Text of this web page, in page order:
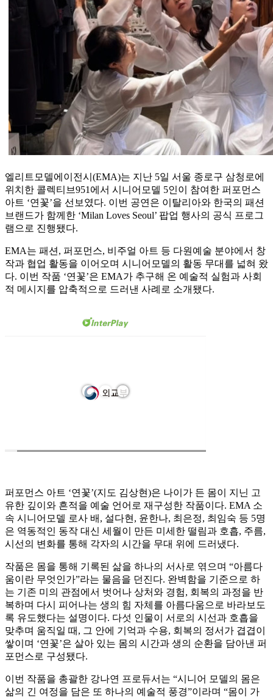
엘리트모델에이전시(EMA)는 지난 5일 서울 종로구 삼청로에
위치한 콜렉티브951에서 시니어모델 5인이 참여한 퍼포먼스
아트 ‘연꽃’을 선보였다. 이번 공연은 이탈리아와 한국의 패션
브랜드가 함께한 ‘Milan Loves Seoul’ 팝업 행사의 공식 프로그
램으로 진행됐다.
EMA는 패션, 퍼포먼스, 비주얼 아트 등 다원예술 분야에서 창
작과 협업 활동을 이어오며 시니어모델의 활동 무대를 넓혀 왔
다. 이번 작품 ‘연꽃’은 EMA가 추구해 온 예술적 실험과 사회
적 메시지를 압축적으로 드러낸 사례로 소개됐다.
퍼포먼스 아트 ‘연꽃’(지도 김상현)은 나이가 든 몸이 지닌 고
유한 깊이와 흔적을 예술 언어로 재구성한 작품이다. EMA 소
속 시니어모델 로사 배, 설다현, 윤한나, 최은정, 최임숙 등 5명
은 역동적인 동작 대신 세월이 만든 미세한 떨림과 호흡, 주름,
시선의 변화를 통해 각자의 시간을 무대 위에 드러냈다.
작품은 몸을 통해 기록된 삶을 하나의 서사로 엮으며 “아름다
움이란 무엇인가”라는 물음을 던진다. 완벽함을 기준으로 하
는 기존 미의 관점에서 벗어나 상처와 경험, 회복의 과정을 반
복하며 다시 피어나는 생의 힘 자체를 아름다움으로 바라보도
록 유도했다는 설명이다. 다섯 인물이 서로의 시선과 호흡을
맞추며 움직일 때, 그 안에 기억과 수용, 회복의 정서가 겹겹이
쌓이며 ‘연꽃’은 살아 있는 몸의 시간과 생의 순환을 담아낸 퍼
포먼스로 구성됐다.
이번 작품을 총괄한 강나연 프로듀서는 “시니어 모델의 몸은
삶의 긴 여정을 담은 또 하나의 예술적 풍경”이라며 “몸이 가